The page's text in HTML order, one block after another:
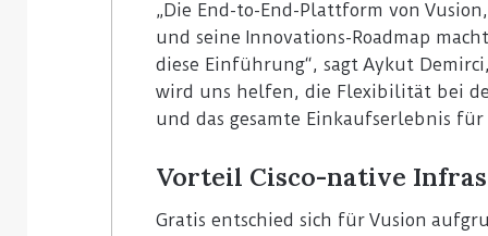
„Die End-to-End-Plattform von
und seine Innovations-Roadmap
diese Einführung“, sagt Aykut
wird uns helfen, die Flexibilität bei
und das gesamte Einkaufserlebnis
Vorteil Cisco-native
Gratis entschied sich für Vusion